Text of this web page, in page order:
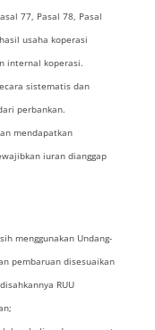
77, Pasal 78, Pasal
usaha koperasi
internal koperasi.
sistematis dan
perbankan.
mendapatkan
iuran dianggap
menggunakan Undang-
pembaruan disesuaikan
RUU